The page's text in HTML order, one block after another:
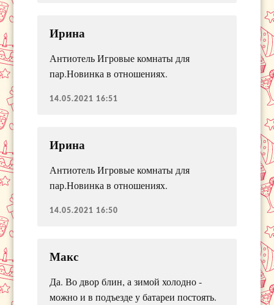
Ирина
Антиотель Игровые комнаты для
пар.Новинка в отношениях.
14.05.2021 16:51
Ирина
Антиотель Игровые комнаты для
пар.Новинка в отношениях.
14.05.2021 16:50
Макс
Да. Во двор блин, а зимой холодно -
можно и в подъезде у батареи постоять.